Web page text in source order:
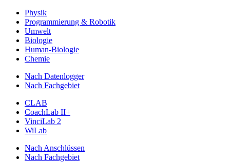
Physik
Programmierung & Robotik
Umwelt
Biologie
Human-Biologie
Chemie
Nach Datenlogger
Nach Fachgebiet
CLAB
CoachLab II+
VinciLab 2
WiLab
Nach Anschlüssen
Nach Fachgebiet